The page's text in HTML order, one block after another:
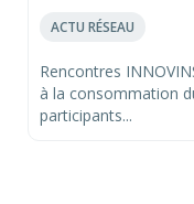
ACTU RÉSEAU
Rencontres
à la consommation
participants...